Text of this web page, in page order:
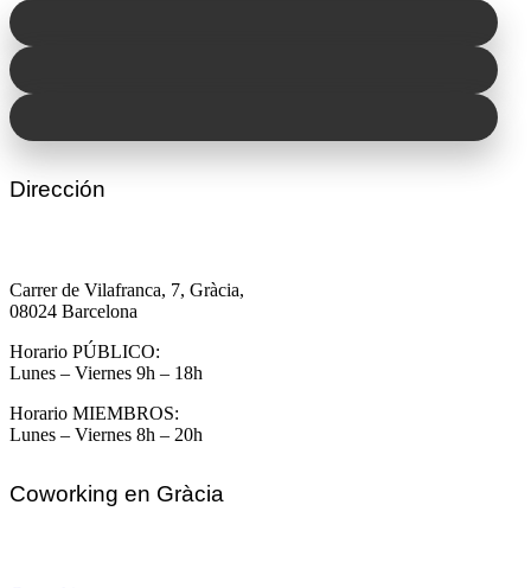
Dirección
Carrer de Vilafranca, 7, Gràcia,
08024 Barcelona
Horario PÚBLICO:
Lunes – Viernes 9h – 18h
Horario MIEMBROS:
Lunes – Viernes 8h – 20h
Coworking en Gràcia